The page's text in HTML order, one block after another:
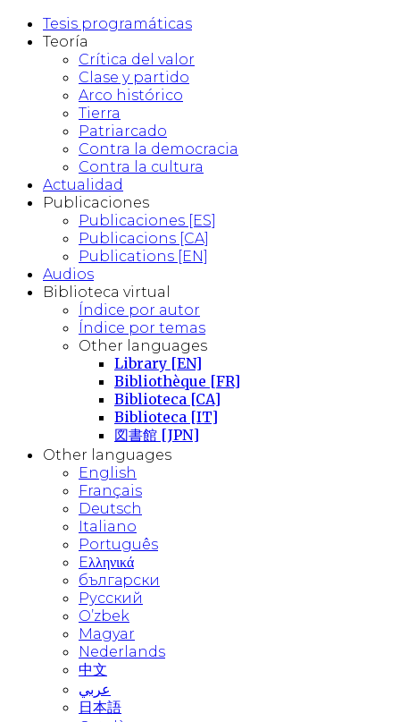
Tesis programáticas
Teoría
Crítica del valor
Clase y partido
Arco histórico
Tierra
Patriarcado
Contra la democracia
Contra la cultura
Actualidad
Publicaciones
Publicaciones [ES]
Publicacions [CA]
Publications [EN]
Audios
Biblioteca virtual
Índice por autor
Índice por temas
Other languages
Library [EN]
Bibliothèque [FR]
Biblioteca [CA]
Biblioteca [IT]
図書館 [JPN]
Other languages
English
Français
Deutsch
Italiano
Português
Eλληνικά
български
Русский
O’zbek
Magyar
Nederlands
中文
عربي
日本語